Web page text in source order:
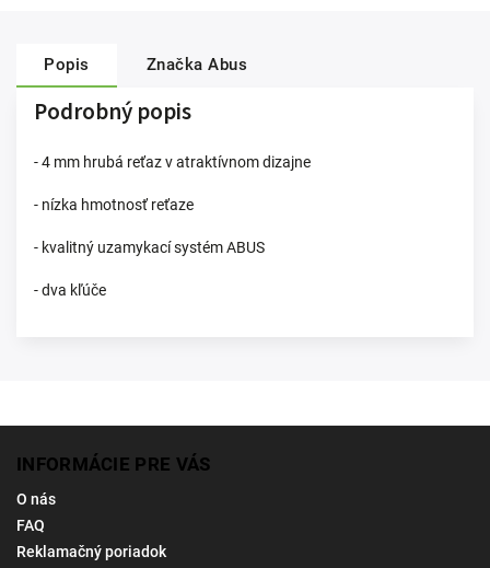
Popis Značka Abus
Podrobný popis
- 4 mm hrubá reťaz v atraktívnom dizajne
- nízka hmotnosť reťaze
- kvalitný uzamykací systém ABUS
- dva kľúče
INFORMÁCIE PRE VÁS
O nás
FAQ
Reklamačný poriadok